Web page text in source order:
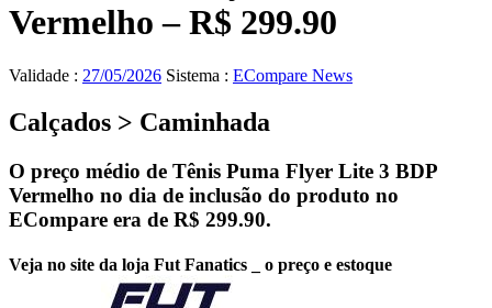
Vermelho – R$ 299.90
Validade : 27/05/2026 Sistema : ECompare News
Calçados > Caminhada
O preço médio de Tênis Puma Flyer Lite 3 BDP
Vermelho no dia de inclusão do produto no
ECompare era de R$ 299.90.
Veja no site da loja Fut Fanatics _ o preço e estoque